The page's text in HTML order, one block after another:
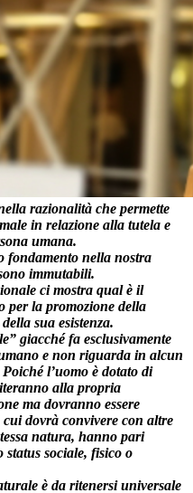
razionalità che permette
in relazione alla tutela e
umana.
fondamento nella nostra
immutabili.
ci mostra qual è il
per la promozione della
sua esistenza.
giacché fa esclusivamente
e non riguarda in alcun
l’uomo è dotato di
alla propria
ma dovranno essere
dovrà convivere con altre
natura, hanno pari
sociale, fisico o
è da ritenersi universale